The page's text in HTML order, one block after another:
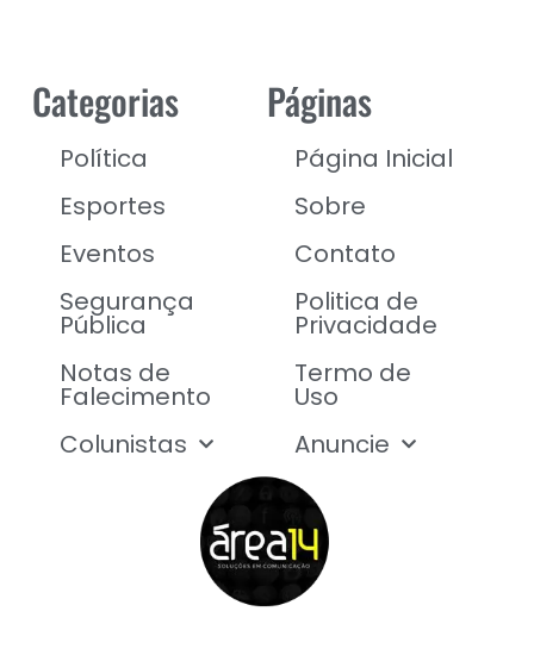
Categorias
Política
Esportes
Eventos
Segurança
Pública
Notas de
Falecimento
Colunistas
Páginas
Página Inicial
Sobre
Contato
Politica de
Privacidade
Termo de
Uso
Anuncie